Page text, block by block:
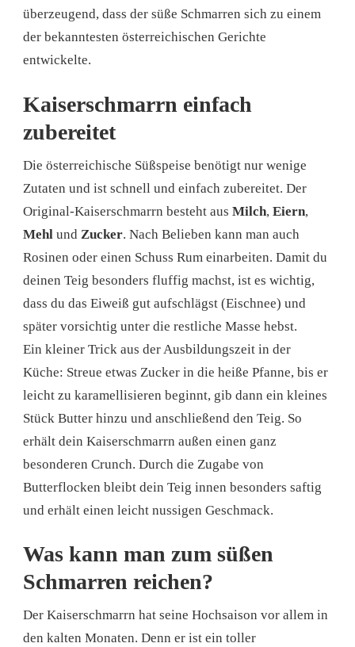
überzeugend, dass der süße Schmarren sich zu einem
der bekanntesten österreichischen Gerichte
entwickelte.
Kaiserschmarrn einfach
zubereitet
Die österreichische Süßspeise benötigt nur wenige
Zutaten und ist schnell und einfach zubereitet. Der
Original-Kaiserschmarrn besteht aus Milch, Eiern,
Mehl und Zucker. Nach Belieben kann man auch
Rosinen oder einen Schuss Rum einarbeiten. Damit du
deinen Teig besonders fluffig machst, ist es wichtig,
dass du das Eiweiß gut aufschlägst (Eischnee) und
später vorsichtig unter die restliche Masse hebst.
Ein kleiner Trick aus der Ausbildungszeit in der
Küche: Streue etwas Zucker in die heiße Pfanne, bis er
leicht zu karamellisieren beginnt, gib dann ein kleines
Stück Butter hinzu und anschließend den Teig. So
erhält dein Kaiserschmarrn außen einen ganz
besonderen Crunch. Durch die Zugabe von
Butterflocken bleibt dein Teig innen besonders saftig
und erhält einen leicht nussigen Geschmack.
Was kann man zum süßen
Schmarren reichen?
Der Kaiserschmarrn hat seine Hochsaison vor allem in
den kalten Monaten. Denn er ist ein toller